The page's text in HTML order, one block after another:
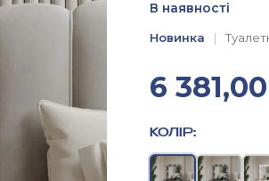
В наявності
Новинка
6 381,00
КОЛІР: